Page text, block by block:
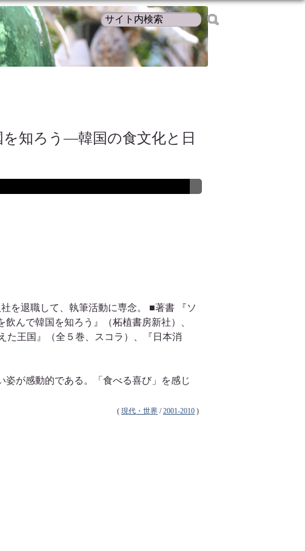
知ろう―韓国の食文化と日
を退職して、執筆活動に専念。 ■著書 『ソ
んで韓国を知ろう』（柘植書房新社）、
た王国』（全５巻、スコラ）、『日本消
が感動的である。「食べる喜び」を感じ
( 現代・世界 /2001-2010 )